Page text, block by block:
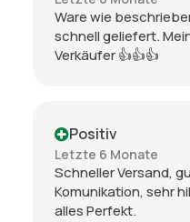
Ware wie
schnell geliefert.
Verkäufer 👍👍👍
Positiv
Letzte 6 Monate
Schneller Versand,
Komunikation, sehr
alles Perfekt.